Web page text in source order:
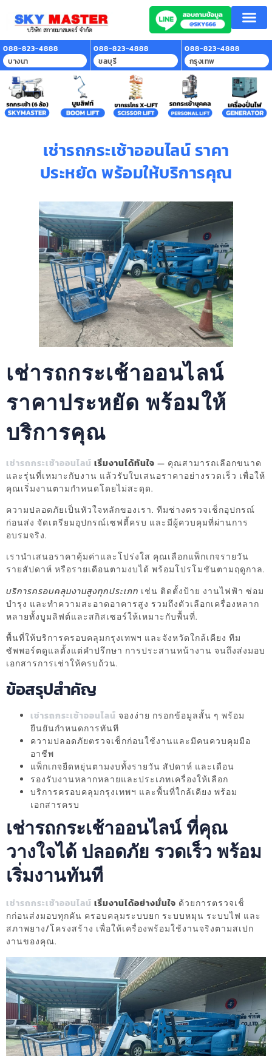
088-823-4888
บางนา
088-823-4888
ชลบุรี
088-823-4888
กรุงเทพ
เช่ารถกระเช้าออนไลน์ ราคา
ประหยัด พร้อมให้บริการคุณ
เช่ารถกระเช้าออนไลน์
ราคาประหยัด พร้อมให้
บริการคุณ
เช่ารถกระเช้าออนไลน์ เริ่มงานได้ทันใจ — คุณสามารถเลือกขนาด
และรุ่นที่เหมาะกับงาน แล้วรับใบเสนอราคาอย่างรวดเร็ว เพื่อให้
คุณเริ่มงานตามกำหนดโดยไม่สะดุด.
ความปลอดภัยเป็นหัวใจหลักของเรา. ทีมช่างตรวจเช็กอุปกรณ์
ก่อนส่ง จัดเตรียมอุปกรณ์เซฟตี้ครบ และมีผู้ควบคุมที่ผ่านการ
อบรมจริง.
เรานำเสนอราคาคุ้มค่าและโปร่งใส คุณเลือกแพ็กเกจรายวัน
รายสัปดาห์ หรือรายเดือนตามงบได้ พร้อมโปรโมชันตามฤดูกาล.
บริการครอบคลุมงานสูงทุกประเภท เช่น ติดตั้งป้าย งานไฟฟ้า ซ่อม
บำรุง และทำความสะอาดอาคารสูง รวมถึงตัวเลือกเครื่องหลาก
หลายทั้งบูมลิฟต์และสกิสเซอร์ให้เหมาะกับพื้นที่.
พื้นที่ให้บริการครอบคลุมกรุงเทพฯ และจังหวัดใกล้เคียง ทีม
ซัพพอร์ตดูแลตั้งแต่คำปรึกษา การประสานหน้างาน จนถึงส่งมอบ
เอกสารการเช่าให้ครบถ้วน.
ข้อสรุปสำคัญ
เช่ารถกระเช้าออนไลน์ จองง่าย กรอกข้อมูลสั้น ๆ พร้อม
ยืนยันกำหนดการทันที
ความปลอดภัยตรวจเช็กก่อนใช้งานและมีคนควบคุมมือ
อาชีพ
แพ็กเกจยืดหยุ่นตามงบทั้งรายวัน สัปดาห์ และเดือน
รองรับงานหลากหลายและประเภทเครื่องให้เลือก
บริการครอบคลุมกรุงเทพฯ และพื้นที่ใกล้เคียง พร้อม
เอกสารครบ
เช่ารถกระเช้าออนไลน์ ที่คุณ
วางใจได้ ปลอดภัย รวดเร็ว พร้อม
เริ่มงานทันที
เช่ารถกระเช้าออนไลน์ เริ่มงานได้อย่างมั่นใจ ด้วยการตรวจเช็
กก่อนส่งมอบทุกคัน ครอบคลุมระบบยก ระบบหมุน ระบบไฟ และ
สภาพยาง/โครงสร้าง เพื่อให้เครื่องพร้อมใช้งานจริงตามสเปก
งานของคุณ.